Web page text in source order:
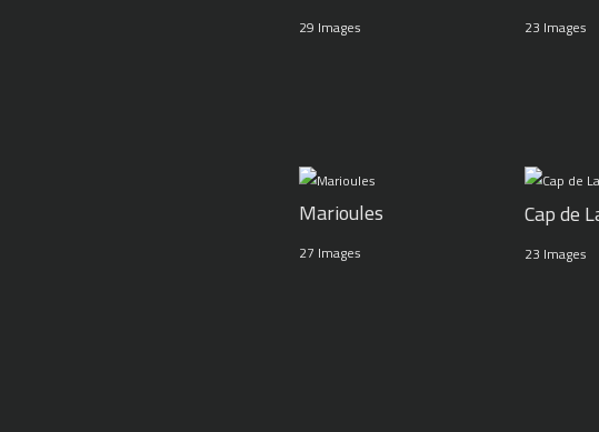
29 Images 23 Images
Marioules
27 Images
Cap de
23 Images